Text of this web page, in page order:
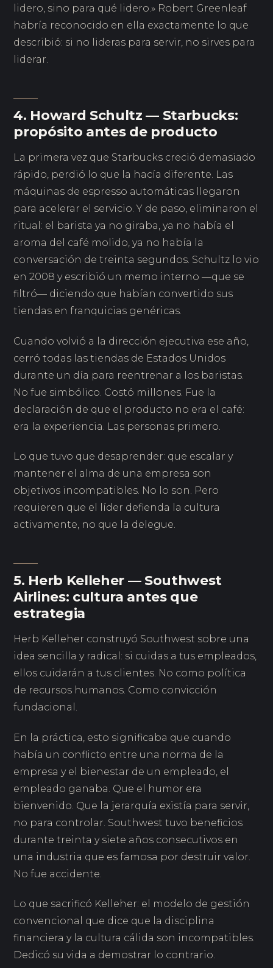
lidero, sino para qué lidero.» Robert Greenleaf
habría reconocido en ella exactamente lo que
describió: si no lideras para servir, no sirves para
liderar.
4. Howard Schultz — Starbucks:
propósito antes de producto
La primera vez que Starbucks creció demasiado
rápido, perdió lo que la hacía diferente. Las
máquinas de espresso automáticas llegaron
para acelerar el servicio. Y de paso, eliminaron el
ritual: el barista ya no giraba, ya no había el
aroma del café molido, ya no había la
conversación de treinta segundos. Schultz lo vio
en 2008 y escribió un memo interno —que se
filtró— diciendo que habían convertido sus
tiendas en franquicias genéricas.
Cuando volvió a la dirección ejecutiva ese año,
cerró todas las tiendas de Estados Unidos
durante un día para reentrenar a los baristas.
No fue simbólico. Costó millones. Fue la
declaración de que el producto no era el café:
era la experiencia. Las personas primero.
Lo que tuvo que desaprender: que escalar y
mantener el alma de una empresa son
objetivos incompatibles. No lo son. Pero
requieren que el líder defienda la cultura
activamente, no que la delegue.
5. Herb Kelleher — Southwest
Airlines: cultura antes que
estrategia
Herb Kelleher construyó Southwest sobre una
idea sencilla y radical: si cuidas a tus empleados,
ellos cuidarán a tus clientes. No como política
de recursos humanos. Como convicción
fundacional.
En la práctica, esto significaba que cuando
había un conflicto entre una norma de la
empresa y el bienestar de un empleado, el
empleado ganaba. Que el humor era
bienvenido. Que la jerarquía existía para servir,
no para controlar. Southwest tuvo beneficios
durante treinta y siete años consecutivos en
una industria que es famosa por destruir valor.
No fue accidente.
Lo que sacrificó Kelleher: el modelo de gestión
convencional que dice que la disciplina
financiera y la cultura cálida son incompatibles.
Dedicó su vida a demostrar lo contrario.